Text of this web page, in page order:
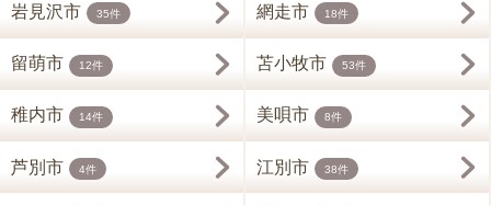
岩見沢市 35件 網走市 18件
留萌市 12件 苫小牧市 53件
稚内市 14件 美唄市 8件
芦別市 4件 江別市 38件